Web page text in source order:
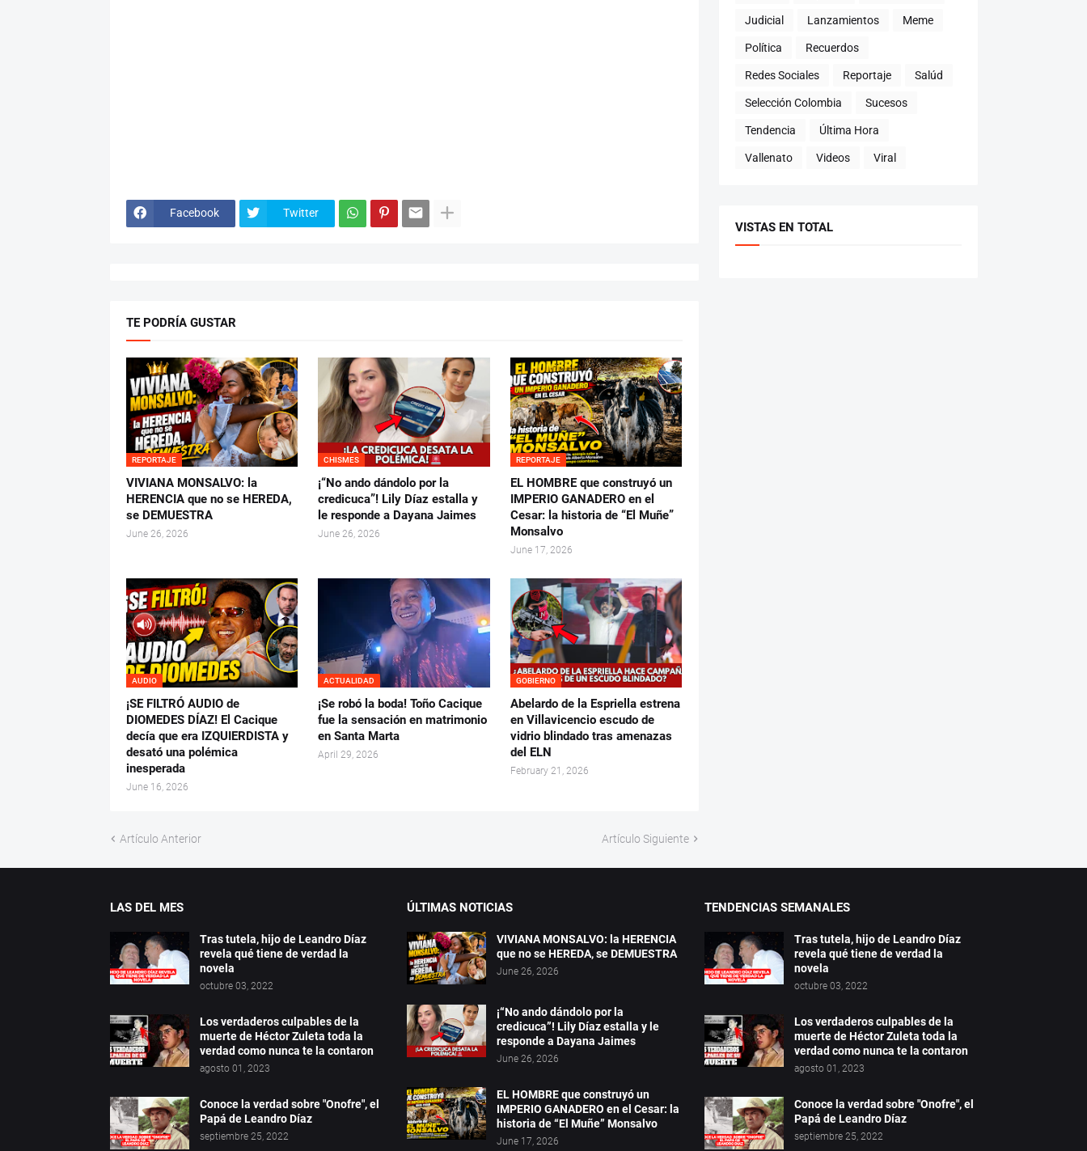
Facebook Twitter
TE PODRÍA GUSTAR
REPORTAJE
VIVIANA MONSALVO: la
HERENCIA que no se HEREDA,
se DEMUESTRA
June 26, 2026
CHISMES
¡“No ando dándolo por la
credicuca”! Lily Díaz estalla y
le responde a Dayana Jaimes
June 26, 2026
REPORTAJE
EL HOMBRE que construyó un
IMPERIO GANADERO en el
Cesar: la historia de “El Muñe”
Monsalvo
June 17, 2026
AUDIO
¡SE FILTRÓ AUDIO de
DIOMEDES DÍAZ! El Cacique
decía que era IZQUIERDISTA y
desató una polémica
inesperada
June 16, 2026
ACTUALIDAD
¡Se robó la boda! Toño Cacique
fue la sensación en matrimonio
en Santa Marta
April 29, 2026
GOBIERNO
Abelardo de la Espriella estrena
en Villavicencio escudo de
vidrio blindado tras amenazas
del ELN
February 21, 2026
Artículo Anterior Artículo Siguiente
Judicial Lanzamientos Meme
Política Recuerdos
Redes Sociales Reportaje Salúd
Selección Colombia Sucesos
Tendencia Última Hora
Vallenato Videos Viral
VISTAS EN TOTAL
LAS DEL MES
Tras tutela, hijo de Leandro Díaz
revela qué tiene de verdad la
novela
octubre 03, 2022
Los verdaderos culpables de la
muerte de Héctor Zuleta toda la
verdad como nunca te la contaron
agosto 01, 2023
Conoce la verdad sobre "Onofre", el
Papá de Leandro Díaz
septiembre 25, 2022
ÚLTIMAS NOTICIAS
VIVIANA MONSALVO: la HERENCIA
que no se HEREDA, se DEMUESTRA
June 26, 2026
¡“No ando dándolo por la
credicuca”! Lily Díaz estalla y le
responde a Dayana Jaimes
June 26, 2026
EL HOMBRE que construyó un
IMPERIO GANADERO en el Cesar: la
historia de “El Muñe” Monsalvo
June 17, 2026
TENDENCIAS SEMANALES
Tras tutela, hijo de Leandro Díaz
revela qué tiene de verdad la
novela
octubre 03, 2022
Los verdaderos culpables de la
muerte de Héctor Zuleta toda la
verdad como nunca te la contaron
agosto 01, 2023
Conoce la verdad sobre "Onofre", el
Papá de Leandro Díaz
septiembre 25, 2022